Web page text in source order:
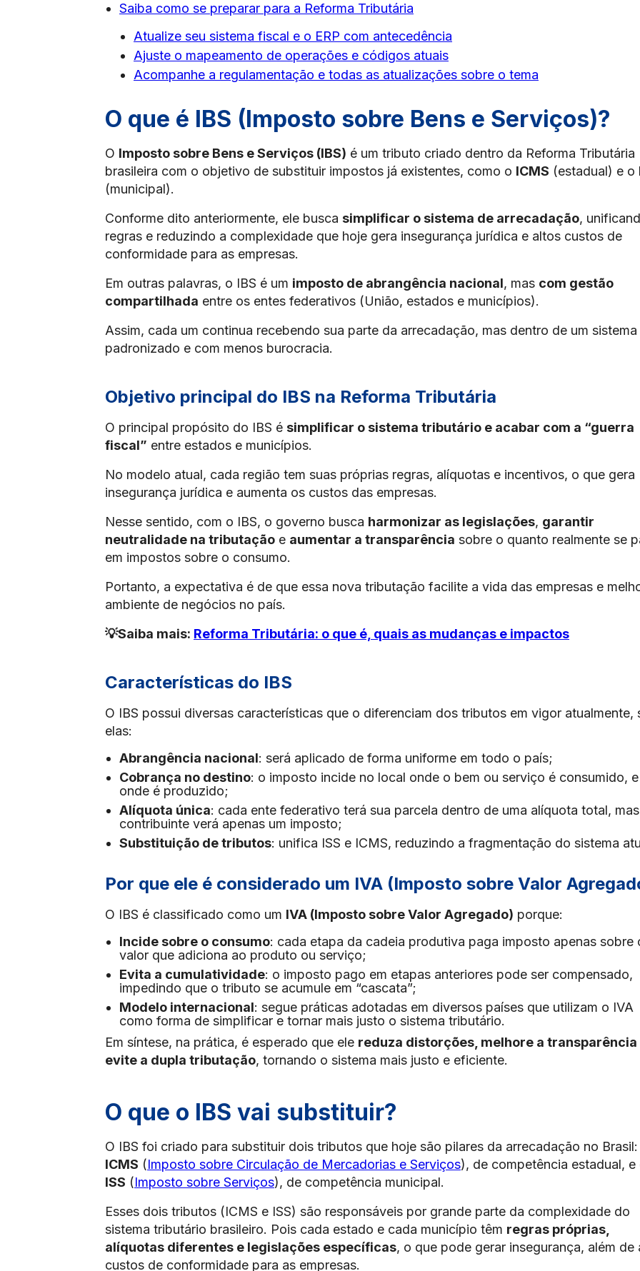
Saiba como se preparar para a Reforma Tributária
Atualize seu sistema fiscal e o ERP com antecedência
Ajuste o mapeamento de operações e códigos atuais
Acompanhe a regulamentação e todas as atualizações sobre o tema
O que é IBS (Imposto sobre Bens e Serviços)?
O Imposto sobre Bens e Serviços (IBS) é um tributo criado dentro da Reforma Tributária
brasileira com o objetivo de substituir impostos já existentes, como o ICMS (estadual) e o
(municipal).
Conforme dito anteriormente, ele busca simplificar o sistema de arrecadação,
regras e reduzindo a complexidade que hoje gera insegurança jurídica e altos custos de
conformidade para as empresas.
Em outras palavras, o IBS é um imposto de abrangência nacional, mas com gestão
compartilhada entre os entes federativos (União, estados e municípios).
Assim, cada um continua recebendo sua parte da arrecadação, mas dentro de um sistema
padronizado e com menos burocracia.
Objetivo principal do IBS na Reforma Tributária
O principal propósito do IBS é simplificar o sistema tributário e acabar com a “guerra
fiscal” entre estados e municípios.
No modelo atual, cada região tem suas próprias regras, alíquotas e incentivos, o que gera
insegurança jurídica e aumenta os custos das empresas.
Nesse sentido, com o IBS, o governo busca harmonizar as legislações, garantir
neutralidade na tributação e aumentar a transparência sobre o quanto realmente se
em impostos sobre o consumo.
Portanto, a expectativa é de que essa nova tributação facilite a vida das empresas e
ambiente de negócios no país.
💡Saiba mais: Reforma Tributária: o que é, quais as mudanças e impactos
Características do IBS
O IBS possui diversas características que o diferenciam dos tributos em vigor atualmente,
elas:
Abrangência nacional: será aplicado de forma uniforme em todo o país;
Cobrança no destino: o imposto incide no local onde o bem ou serviço é consumido,
onde é produzido;
Alíquota única: cada ente federativo terá sua parcela dentro de uma alíquota total,
contribuinte verá apenas um imposto;
Substituição de tributos: unifica ISS e ICMS, reduzindo a fragmentação do sistema
Por que ele é considerado um IVA (Imposto sobre Valor
O IBS é classificado como um IVA (Imposto sobre Valor Agregado) porque:
Incide sobre o consumo: cada etapa da cadeia produtiva paga imposto apenas sobre
valor que adiciona ao produto ou serviço;
Evita a cumulatividade: o imposto pago em etapas anteriores pode ser compensado,
impedindo que o tributo se acumule em “cascata”;
Modelo internacional: segue práticas adotadas em diversos países que utilizam o IVA
como forma de simplificar e tornar mais justo o sistema tributário.
Em síntese, na prática, é esperado que ele reduza distorções, melhore a transparência
evite a dupla tributação, tornando o sistema mais justo e eficiente.
O que o IBS vai substituir?
O IBS foi criado para substituir dois tributos que hoje são pilares da arrecadação no
ICMS (Imposto sobre Circulação de Mercadorias e Serviços), de competência estadual, e
ISS (Imposto sobre Serviços), de competência municipal.
Esses dois tributos (ICMS e ISS) são responsáveis por grande parte da complexidade do
sistema tributário brasileiro. Pois cada estado e cada município têm regras próprias,
alíquotas diferentes e legislações específicas, o que pode gerar insegurança, além de
custos de conformidade para as empresas.